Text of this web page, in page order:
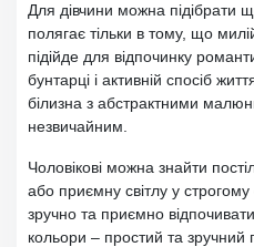
Для дівчини можна підібрати
полягає тільки в тому, що
підійде для відпочинку
бунтарці і активній спосіб
білизна з абстрактними
незвичайним.
Чоловікові можна знайти
або приємну світлу у
зручно та приємно
кольори – простий та